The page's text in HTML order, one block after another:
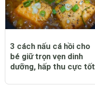
3 cách nấu cá hồi cho
bé giữ trọn vẹn dinh
dưỡng, hấp thu cực tốt